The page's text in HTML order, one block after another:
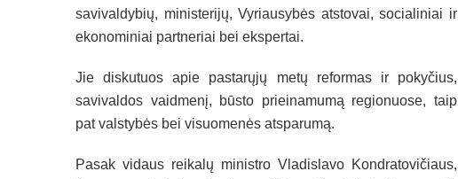
savivaldybių, ministerijų, Vyriausybės atstovai, socialiniai ir
ekonominiai partneriai bei ekspertai.
Jie diskutuos apie pastarųjų metų reformas ir pokyčius,
savivaldos vaidmenį, būsto prieinamumą regionuose, taip
pat valstybės bei visuomenės atsparumą.
Pasak vidaus reikalų ministro Vladislavo Kondratovičiaus,